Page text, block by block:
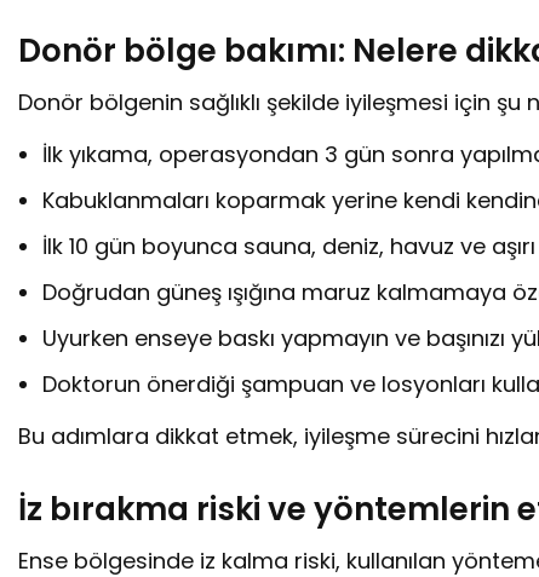
Donör bölge bakımı: Nelere
Donör bölgenin sağlıklı şekilde iyileşmesi için
İlk yıkama, operasyondan 3 gün sonra
Kabuklanmaları koparmak yerine kendi
İlk 10 gün boyunca sauna, deniz, havuz ve
Doğrudan güneş ışığına maruz kalmamaya
Uyurken enseye baskı yapmayın ve başınızı
Doktorun önerdiği şampuan ve losyonları
Bu adımlara dikkat etmek, iyileşme sürecini
İz bırakma riski ve yöntemlerin
Ense bölgesinde iz kalma riski, kullanılan